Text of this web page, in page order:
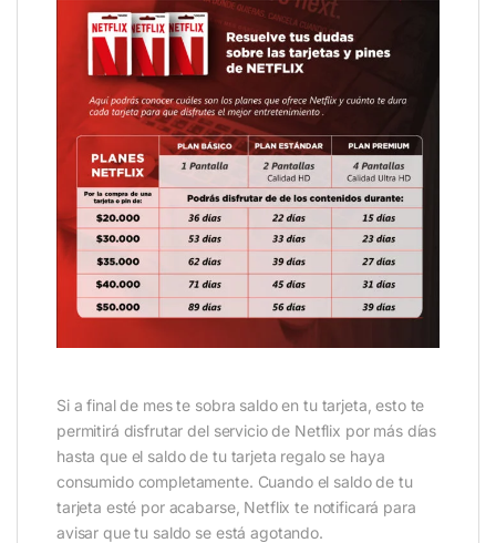
Si a final de mes te sobra saldo en tu tarjeta, esto te
permitirá disfrutar del servicio de Netflix por más días
hasta que el saldo de tu tarjeta regalo se haya
consumido completamente. Cuando el saldo de tu
tarjeta esté por acabarse, Netflix te notificará para
avisar que tu saldo se está agotando.